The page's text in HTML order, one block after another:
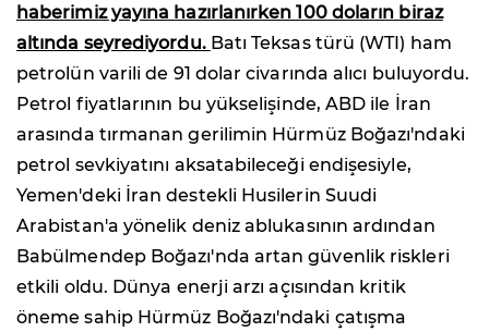
haberimiz yayına hazırlanırken 100 doların biraz
altında seyrediyordu. Batı Teksas türü (WTI) ham
petrolün varili de 91 dolar civarında alıcı buluyordu.
Petrol fiyatlarının bu yükselişinde, ABD ile İran
arasında tırmanan gerilimin Hürmüz Boğazı'ndaki
petrol sevkiyatını aksatabileceği endişesiyle,
Yemen'deki İran destekli Husilerin Suudi
Arabistan'a yönelik deniz ablukasının ardından
Babülmendep Boğazı'nda artan güvenlik riskleri
etkili oldu. Dünya enerji arzı açısından kritik
öneme sahip Hürmüz Boğazı'ndaki çatışma